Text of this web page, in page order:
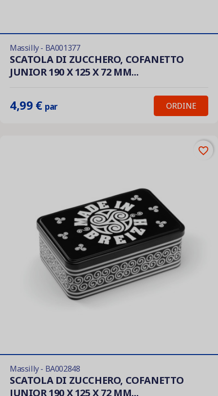
Massilly - BA001377
SCATOLA DI ZUCCHERO, COFANETTO
JUNIOR 190 X 125 X 72 MM...
4,99 € par ORDINE
Massilly - BA002848
SCATOLA DI ZUCCHERO, COFANETTO
JUNIOR 190 X 125 X 72 MM...
favorite_border